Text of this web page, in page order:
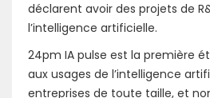
déclarent avoir des projets de
l’intelligence artificielle.
24pm IA pulse est la première
aux usages de l’intelligence
entreprises de toute taille, et